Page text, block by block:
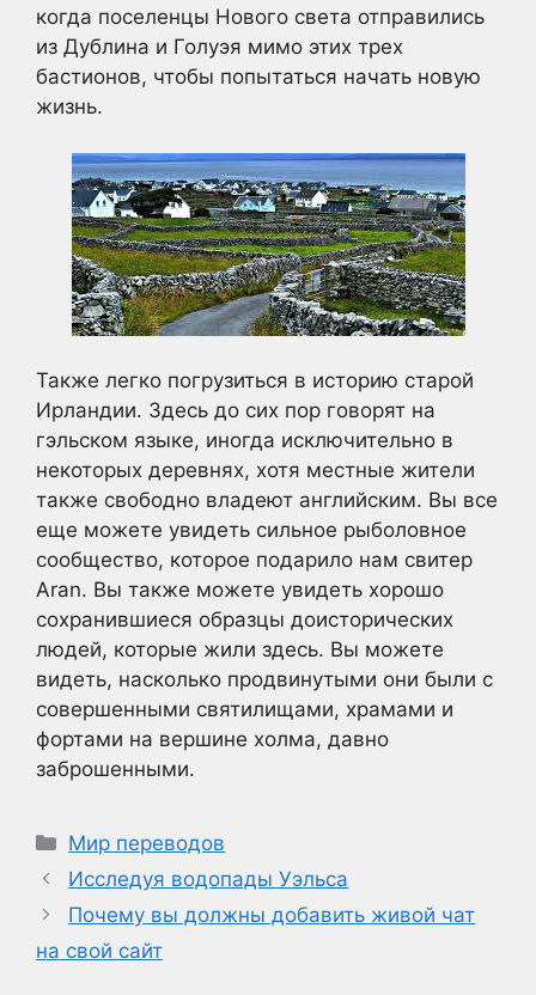
когда поселенцы Нового света отправились
из Дублина и Голуэя мимо этих трех
бастионов, чтобы попытаться начать новую
жизнь.
Также легко погрузиться в историю старой
Ирландии. Здесь до сих пор говорят на
гэльском языке, иногда исключительно в
некоторых деревнях, хотя местные жители
также свободно владеют английским. Вы все
еще можете увидеть сильное рыболовное
сообщество, которое подарило нам свитер
Aran. Вы также можете увидеть хорошо
сохранившиеся образцы доисторических
людей, которые жили здесь. Вы можете
видеть, насколько продвинутыми они были с
совершенными святилищами, храмами и
фортами на вершине холма, давно
заброшенными.
Рубрики
Мир переводов
Исследуя водопады Уэльса
Почему вы должны добавить живой чат
на свой сайт